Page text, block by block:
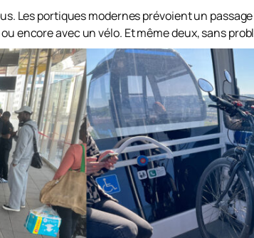
Les portiques modernes prévoient un
encore avec un vélo. Et même deux, sans